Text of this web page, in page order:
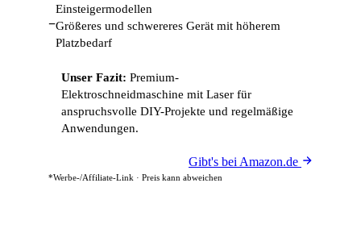
Einsteigermodellen
−Größeres und schwereres Gerät mit höherem
Platzbedarf
Unser Fazit: Premium-
Elektroschneidmaschine mit Laser für
anspruchsvolle DIY-Projekte und regelmäßige
Anwendungen.
Gibt's bei Amazon.de
*Werbe-/Affiliate-Link · Preis kann abweichen